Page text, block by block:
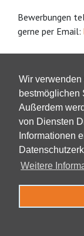
Wir
bestmöglichen
Außerdem
von Diensten
Informationen
Weitere
Bewerbungen
gerne per Email: